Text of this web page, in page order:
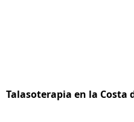
Talasoterapia en la Costa